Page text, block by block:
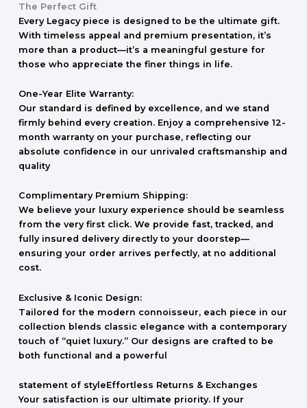
The Perfect Gift
Every Legacy piece is designed to be the ultimate gift.
With timeless appeal and premium presentation, it’s
more than a product—it’s a meaningful gesture for
those who appreciate the finer things in life.
One-Year Elite Warranty:
Our standard is defined by excellence, and we stand
firmly behind every creation. Enjoy a comprehensive 12-
month warranty on your purchase, reflecting our
absolute confidence in our unrivaled craftsmanship and
quality
Complimentary Premium Shipping:
We believe your luxury experience should be seamless
from the very first click. We provide fast, tracked, and
fully insured delivery directly to your doorstep—
ensuring your order arrives perfectly, at no additional
cost.
Exclusive & Iconic Design:
Tailored for the modern connoisseur, each piece in our
collection blends classic elegance with a contemporary
touch of “quiet luxury.” Our designs are crafted to be
both functional and a powerful
statement of styleEffortless Returns & Exchanges
Your satisfaction is our ultimate priority. If your